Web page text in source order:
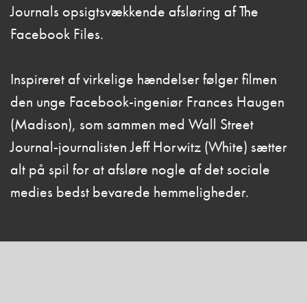
Journals opsigtsvækkende afsløring af The
Facebook Files.
Inspireret af virkelige hændelser følger filmen
den unge Facebook-ingeniør Frances Haugen
(Madison), som sammen med Wall Street
Journal-journalisten Jeff Horwitz (White) sætter
alt på spil for at afsløre nogle af det sociale
medies bedst bevarede hemmeligheder.